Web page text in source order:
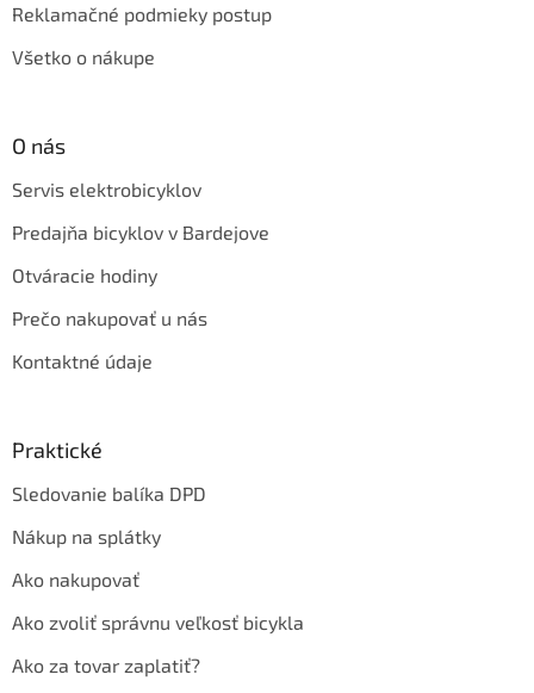
Reklamačné podmieky postup
Všetko o nákupe
O nás
Servis elektrobicyklov
Predajňa bicyklov v Bardejove
Otváracie hodiny
Prečo nakupovať u nás
Kontaktné údaje
Praktické
Sledovanie balíka DPD
Nákup na splátky
Ako nakupovať
Ako zvoliť správnu veľkosť bicykla
Ako za tovar zaplatiť?